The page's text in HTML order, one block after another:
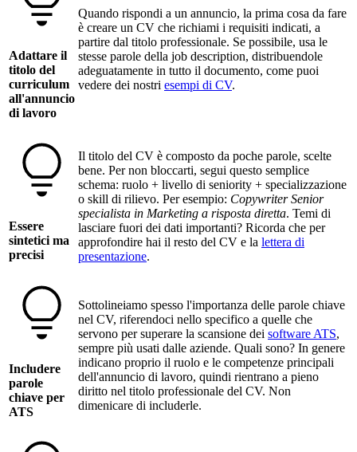
Adattare il
titolo del
curriculum
all'annuncio
di lavoro
Quando rispondi a un annuncio, la prima cosa da fare
è creare un CV che richiami i requisiti indicati, a
partire dal titolo professionale. Se possibile, usa le
stesse parole della job description, distribuendole
adeguatamente in tutto il documento, come puoi
vedere dei nostri esempi di CV.
Essere
sintetici ma
precisi
Il titolo del CV è composto da poche parole, scelte
bene. Per non bloccarti, segui questo semplice
schema: ruolo + livello di seniority + specializzazione
o skill di rilievo. Per esempio: Copywriter Senior
specialista in Marketing a risposta diretta. Temi di
lasciare fuori dei dati importanti? Ricorda che per
approfondire hai il resto del CV e la lettera di
presentazione.
Includere
parole
chiave per
ATS
Sottolineiamo spesso l'importanza delle parole chiave
nel CV, riferendoci nello specifico a quelle che
servono per superare la scansione dei software ATS,
sempre più usati dalle aziende. Quali sono? In genere
indicano proprio il ruolo e le competenze principali
dell'annuncio di lavoro, quindi rientrano a pieno
diritto nel titolo professionale del CV. Non
dimenicare di includerle.